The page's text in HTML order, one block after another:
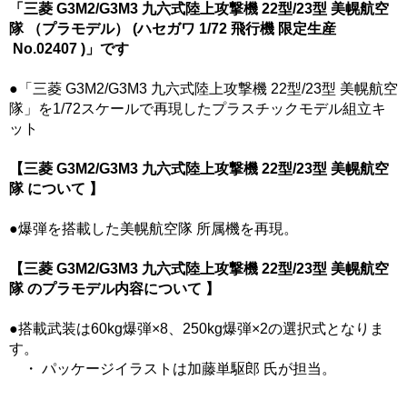
「三菱 G3M2/G3M3 九六式陸上攻撃機 22型/23型 美幌航空
隊 （プラモデル） (ハセガワ 1/72 飛行機 限定生産
No.02407 )」です
●「三菱 G3M2/G3M3 九六式陸上攻撃機 22型/23型 美幌航空
隊」を1/72スケールで再現したプラスチックモデル組立キ
ット
【三菱 G3M2/G3M3 九六式陸上攻撃機 22型/23型 美幌航空
隊 について 】
●爆弾を搭載した美幌航空隊 所属機を再現。
【三菱 G3M2/G3M3 九六式陸上攻撃機 22型/23型 美幌航空
隊 のプラモデル内容について 】
●搭載武装は60kg爆弾×8、250kg爆弾×2の選択式となりま
す。
・ パッケージイラストは加藤単駆郎 氏が担当。